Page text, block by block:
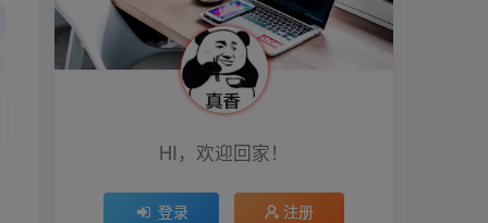
HI，欢迎回家！
登录 注册